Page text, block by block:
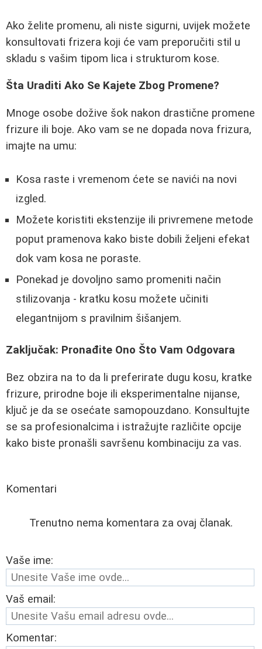
Ako želite promenu, ali niste sigurni, uvijek možete
konsultovati frizera koji će vam preporučiti stil u
skladu s vašim tipom lica i strukturom kose.
Šta Uraditi Ako Se Kajete Zbog Promene?
Mnoge osobe dožive šok nakon drastične promene
frizure ili boje. Ako vam se ne dopada nova frizura,
imajte na umu:
Kosa raste i vremenom ćete se navići na novi
izgled.
Možete koristiti ekstenzije ili privremene metode
poput pramenova kako biste dobili željeni efekat
dok vam kosa ne poraste.
Ponekad je dovoljno samo promeniti način
stilizovanja - kratku kosu možete učiniti
elegantnijom s pravilnim šišanjem.
Zaključak: Pronađite Ono Što Vam Odgovara
Bez obzira na to da li preferirate dugu kosu, kratke
frizure, prirodne boje ili eksperimentalne nijanse,
ključ je da se osećate samopouzdano. Konsultujte
se sa profesionalcima i istražujte različite opcije
kako biste pronašli savršenu kombinaciju za vas.
Komentari
Trenutno nema komentara za ovaj članak.
Vaše ime:
Vaš email:
Komentar: